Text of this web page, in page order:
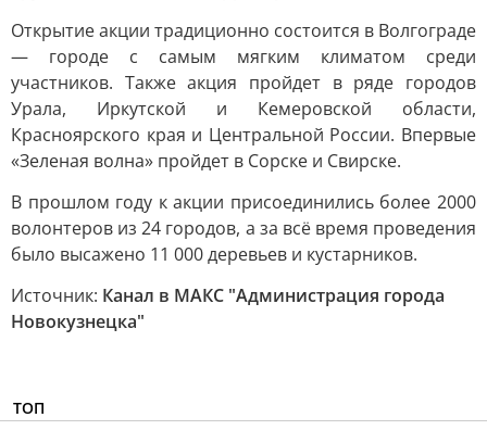
Открытие акции традиционно состоится в Волгограде
— городе с самым мягким климатом среди
участников. Также акция пройдет в ряде городов
Урала, Иркутской и Кемеровской области,
Красноярского края и Центральной России. Впервые
«Зеленая волна» пройдет в Сорске и Свирске.
В прошлом году к акции присоединились более 2000
волонтеров из 24 городов, а за всё время проведения
было высажено 11 000 деревьев и кустарников.
Источник: Канал в МАКС "Администрация города
Новокузнецка"
ТОП